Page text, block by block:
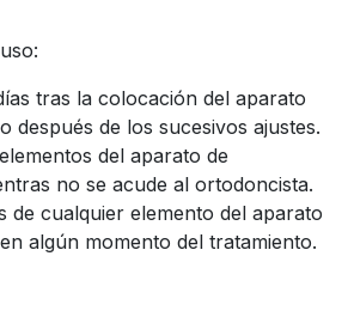
tras la colocación del aparato
después de los sucesivos ajustes.
del aparato de
no se acude al ortodoncista.
de cualquier elemento del aparato
algún momento del tratamiento.